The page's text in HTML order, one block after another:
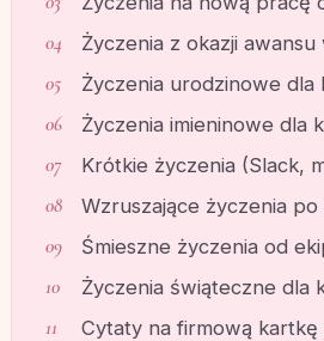
Życzenia z okazji
Życzenia urodzinowe dla
Życzenia imieninowe dla
Krótkie życzenia (Slack,
Wzruszające życzenia
Śmieszne życzenia od
Życzenia świąteczne dla
Cytaty na firmową kartkę